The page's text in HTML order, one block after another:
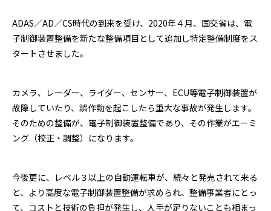
ADAS／AD／CS時代の到来を受け、2020年４月、国交省は、電
子制御装置整備を新たな整備項目として追加し特定整備制度をス
タートさせました。
カメラ、レーダー、ライダー、センサー、ECU等電子制御装置が
故障していたり、誤作動を起こしたら重大な事故が発生します。
そのための整備が、電子制御装置整備であり、その作業がエーミ
ング（校正・調整）になります。
今後更に、レベル３以上の自動運転車が、続々と発売されて来る
と、より高度な電子制御装置整備が求められ、整備事業者にとっ
て、コストと技術の負担が発生し、人手が足りないことも相まっ